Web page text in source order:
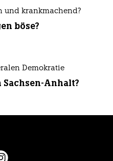
und krankmachend?
böse?
Demokratie
Sachsen-Anhalt?